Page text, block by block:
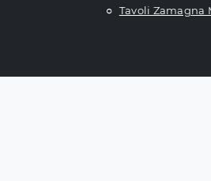
Tavoli Zamagna